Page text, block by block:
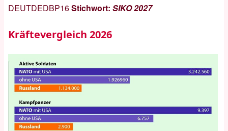
DEUTDEDBP16Stichwort: SIKO 2027
Kräftevergleich 2026